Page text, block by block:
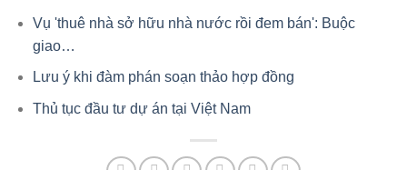
Vụ 'thuê nhà sở hữu nhà nước rồi đem bán': Buộc
giao…
Lưu ý khi đàm phán soạn thảo hợp đồng
Thủ tục đầu tư dự án tại Việt Nam